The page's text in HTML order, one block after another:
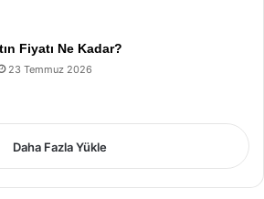
Fiyatı Ne Kadar?
23 Temmuz 2026
Daha Fazla Yükle